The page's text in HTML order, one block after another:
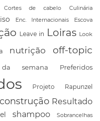
Cortes de cabelo Culinária
Enc. Internacionais Escova
Leave in Loiras Look
nutrição off-topic
semana Preferidos
Projeto Rapunzel
Resultado
shampoo Sobrancelhas